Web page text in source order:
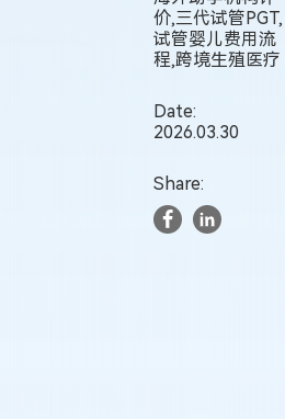
价,三代试管PGT,
试管婴儿费用流
程,跨境生殖医疗
Date:
2026.03.30
Share: